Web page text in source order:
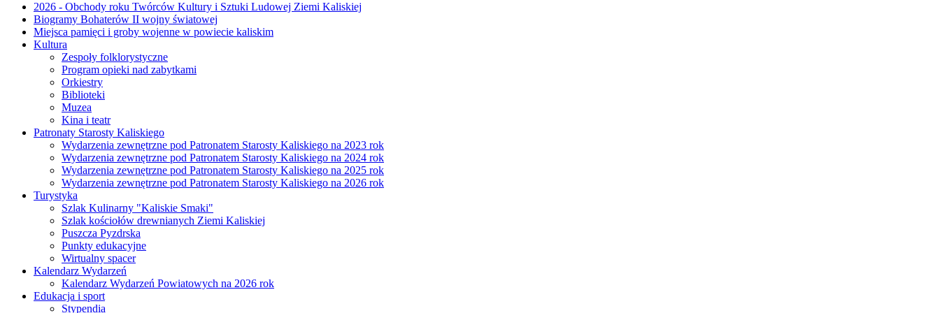
2026 - Obchody roku Twórców Kultury i Sztuki Ludowej Ziemi Kaliskiej
Biogramy Bohaterów II wojny światowej
Miejsca pamięci i groby wojenne w powiecie kaliskim
Kultura
Zespoły folklorystyczne
Program opieki nad zabytkami
Orkiestry
Biblioteki
Muzea
Kina i teatr
Patronaty Starosty Kaliskiego
Wydarzenia zewnętrzne pod Patronatem Starosty Kaliskiego na 2023 rok
Wydarzenia zewnętrzne pod Patronatem Starosty Kaliskiego na 2024 rok
Wydarzenia zewnętrzne pod Patronatem Starosty Kaliskiego na 2025 rok
Wydarzenia zewnętrzne pod Patronatem Starosty Kaliskiego na 2026 rok
Turystyka
Szlak Kulinarny "Kaliskie Smaki"
Szlak kościołów drewnianych Ziemi Kaliskiej
Puszcza Pyzdrska
Punkty edukacyjne
Wirtualny spacer
Kalendarz Wydarzeń
Kalendarz Wydarzeń Powiatowych na 2026 rok
Edukacja i sport
Stypendia